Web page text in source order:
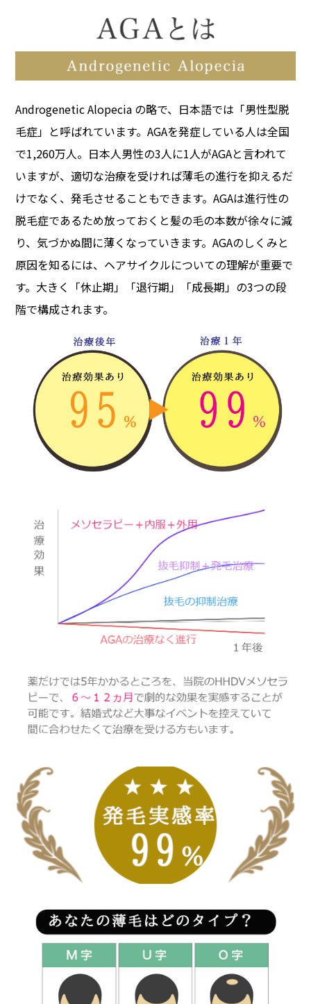
Androgenetic Alopecia の略で、日本語では「男性型脱
毛症」と呼ばれています。AGAを発症している人は全国
で1,260万人。日本人男性の3人に1人がAGAと言われて
いますが、適切な治療を受ければ薄毛の進行を抑えるだ
けでなく、発毛させることもできます。AGAは進行性の
脱毛症であるため放っておくと髪の毛の本数が徐々に減
り、気づかぬ間に薄くなっていきます。AGAのしくみと
原因を知るには、ヘアサイクルについての理解が重要で
す。 大きく「休止期」「退行期」「成長期」の3つの段
階で構成されます。